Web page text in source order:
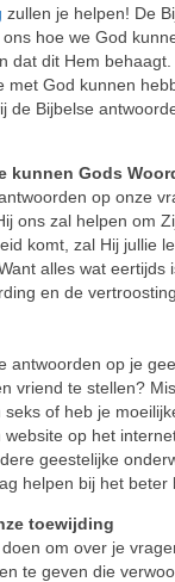
zullen je helpen! De
hoe we God
dat dit Hem
God kunnen
de Bijbelse
kunnen Gods
op onze
ons zal helpen om
komt, zal Hij jullie
alles wat
en de
antwoorden op je
vriend te stellen?
of heb je
website op het
geestelijke
helpen bij het beter
toewijding
om over je
te geven die